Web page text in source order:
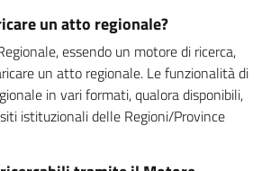
un atto regionale?
essendo un motore di ricerca,
un atto regionale. Le funzionalità di
in vari formati, qualora disponibili,
istituzionali delle Regioni/Province